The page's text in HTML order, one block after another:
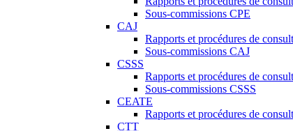
Sous-commissions CPE
CAJ
Rapports et procédures de
Sous-commissions CAJ
CSSS
Rapports et procédures de
Sous-commissions CSSS
CEATE
Rapports et procédures de
CTT